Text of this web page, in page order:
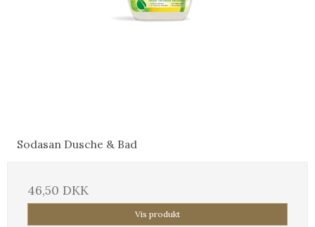
Sodasan Dusche & Bad
46,50 DKK
Vis produkt